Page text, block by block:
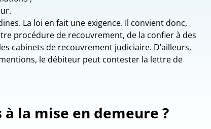
La loi en fait une exigence. Il convient donc,
procédure de recouvrement, de la confier à des
cabinets de recouvrement judiciaire. D’ailleurs,
le débiteur peut contester la lettre de
la mise en demeure ?